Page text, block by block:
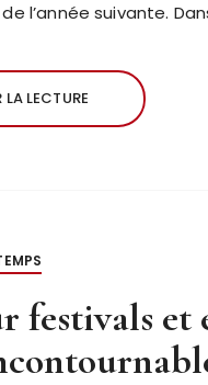
l’année suivante.
LECTURE
et